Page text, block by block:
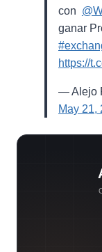
con ⁨
ganar
https://
— Alejo
May 21,